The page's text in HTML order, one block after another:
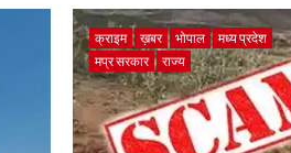
क्राइम ख़बर भोपाल
मध्य प्रदेश
मप्र सरकार
राज्य